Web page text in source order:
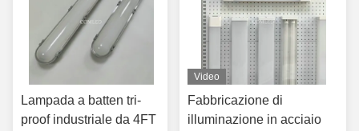
Lampada a batten tri-
proof industriale da 4FT
Video
Fabbricazione di
illuminazione in acciaio